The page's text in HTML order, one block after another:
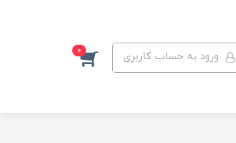
ورود به حساب کاربری 0